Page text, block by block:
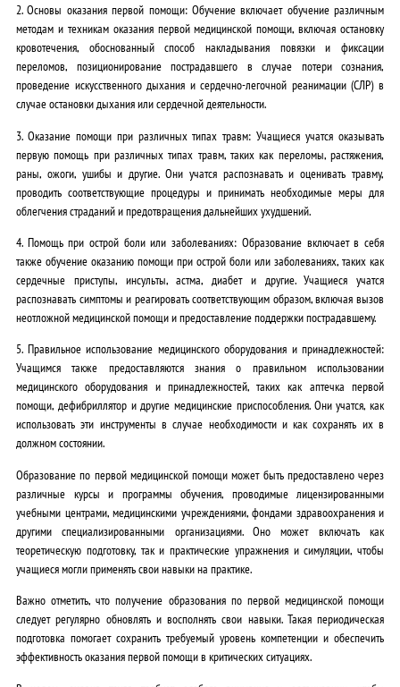
2. Основы оказания первой помощи: Обучение включает обучение различным
методам и техникам оказания первой медицинской помощи, включая остановку
кровотечения, обоснованный способ накладывания повязки и фиксации
переломов, позиционирование пострадавшего в случае потери сознания,
проведение искусственного дыхания и сердечно-легочной реанимации (СЛР) в
случае остановки дыхания или сердечной деятельности.
3. Оказание помощи при различных типах травм: Учащиеся учатся оказывать
первую помощь при различных типах травм, таких как переломы, растяжения,
раны, ожоги, ушибы и другие. Они учатся распознавать и оценивать травму,
проводить соответствующие процедуры и принимать необходимые меры для
облегчения страданий и предотвращения дальнейших ухудшений.
4. Помощь при острой боли или заболеваниях: Образование включает в себя
также обучение оказанию помощи при острой боли или заболеваниях, таких как
сердечные приступы, инсульты, астма, диабет и другие. Учащиеся учатся
распознавать симптомы и реагировать соответствующим образом, включая вызов
неотложной медицинской помощи и предоставление поддержки пострадавшему.
5. Правильное использование медицинского оборудования и принадлежностей:
Учащимся также предоставляются знания о правильном использовании
медицинского оборудования и принадлежностей, таких как аптечка первой
помощи, дефибриллятор и другие медицинские приспособления. Они учатся, как
использовать эти инструменты в случае необходимости и как сохранять их в
должном состоянии.
Образование по первой медицинской помощи может быть предоставлено через
различные курсы и программы обучения, проводимые лицензированными
учебными центрами, медицинскими учреждениями, фондами здравоохранения и
другими специализированными организациями. Оно может включать как
теоретическую подготовку, так и практические упражнения и симуляции, чтобы
учащиеся могли применять свои навыки на практике.
Важно отметить, что получение образования по первой медицинской помощи
следует регулярно обновлять и восполнять свои навыки. Такая периодическая
подготовка помогает сохранить требуемый уровень компетенции и обеспечить
эффективность оказания первой помощи в критических ситуациях.